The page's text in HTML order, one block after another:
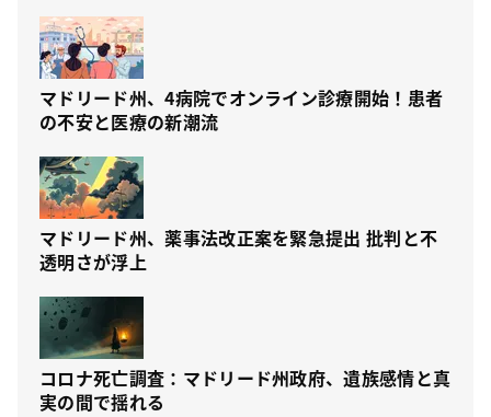
マドリード州、4病院でオンライン診療開始！患者
の不安と医療の新潮流
マドリード州、薬事法改正案を緊急提出 批判と不
透明さが浮上
コロナ死亡調査：マドリード州政府、遺族感情と真
実の間で揺れる